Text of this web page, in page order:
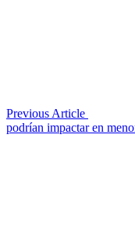
Previous Article
podrían impactar en